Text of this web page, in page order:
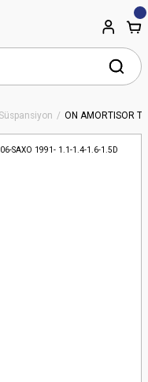
ÖN AMORTISOR